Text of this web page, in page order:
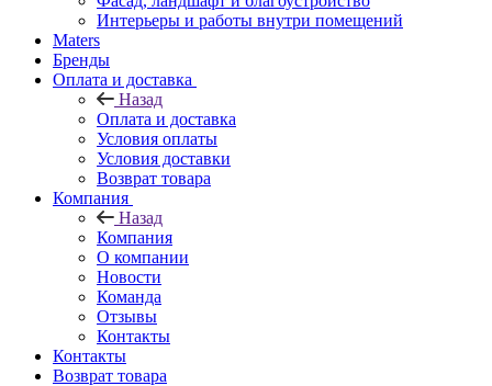
Интерьеры и работы внутри помещений
Maters
Бренды
Оплата и доставка
Назад
Оплата и доставка
Условия оплаты
Условия доставки
Возврат товара
Компания
Назад
Компания
О компании
Новости
Команда
Отзывы
Контакты
Контакты
Возврат товара